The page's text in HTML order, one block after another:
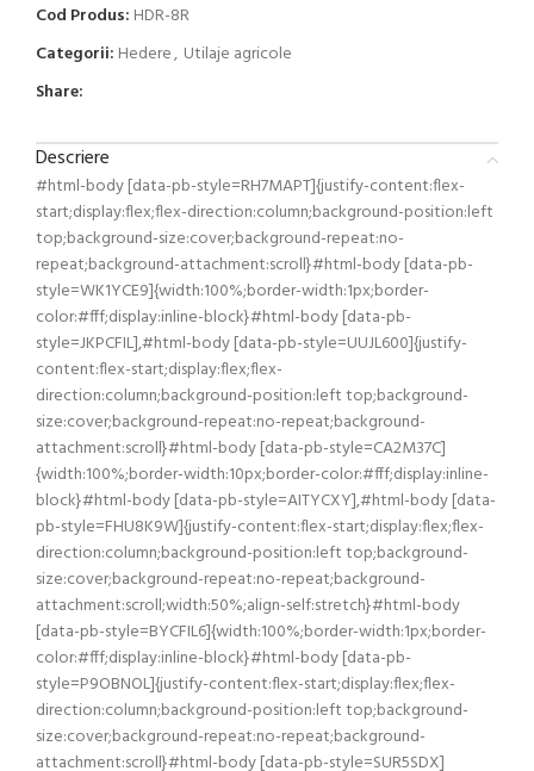
Cod Produs: HDR-8R
Categorii: Hedere, Utilaje agricole
Share:
Descriere
#html-body [data-pb-style=RH7MAPT]{justify-content:flex-
start;display:flex;flex-direction:column;background-position:left
top;background-size:cover;background-repeat:no-
repeat;background-attachment:scroll}#html-body [data-pb-
style=WK1YCE9]{width:100%;border-width:1px;border-
color:#fff;display:inline-block}#html-body [data-pb-
style=JKPCFIL],#html-body [data-pb-style=UUJL600]{justify-
content:flex-start;display:flex;flex-
direction:column;background-position:left top;background-
size:cover;background-repeat:no-repeat;background-
attachment:scroll}#html-body [data-pb-style=CA2M37C]
{width:100%;border-width:10px;border-color:#fff;display:inline-
block}#html-body [data-pb-style=AITYCXY],#html-body [data-
pb-style=FHU8K9W]{justify-content:flex-start;display:flex;flex-
direction:column;background-position:left top;background-
size:cover;background-repeat:no-repeat;background-
attachment:scroll;width:50%;align-self:stretch}#html-body
[data-pb-style=BYCFIL6]{width:100%;border-width:1px;border-
color:#fff;display:inline-block}#html-body [data-pb-
style=P9OBNOL]{justify-content:flex-start;display:flex;flex-
direction:column;background-position:left top;background-
size:cover;background-repeat:no-repeat;background-
attachment:scroll}#html-body [data-pb-style=SUR5SDX]